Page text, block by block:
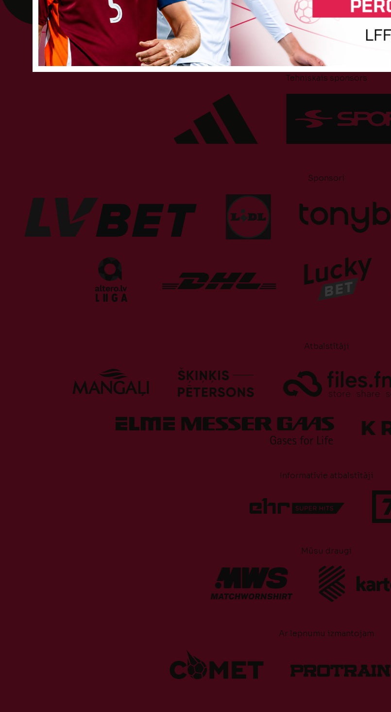
Tehniskais sponsors
Sponsori
Atbalstītāji
Informatīvie atbalstītāji
Mūsu draugi
Ar lepnumu izmantojam